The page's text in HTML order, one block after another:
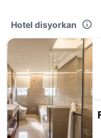
Hotel disyorkan